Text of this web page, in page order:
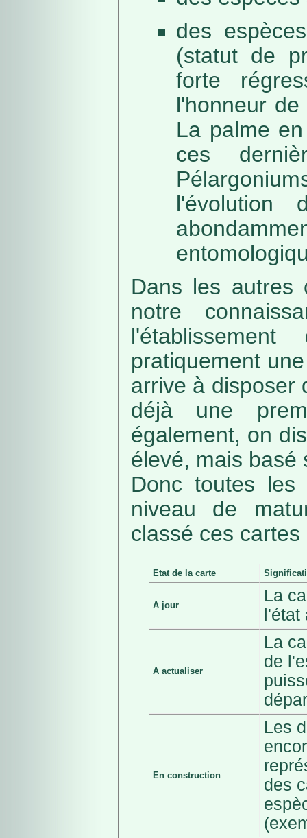
des
(statut de
forte
l'honneur
La palme
ces
l'évolution
Dans les autres
notre
pratiquement
arrive à disposer
déjà une
également, on
élevé, mais basé
Donc toutes
niveau de
classé ces
Etat de la carte
A jour
La
A actualiser
La
de
En construction
Les
des